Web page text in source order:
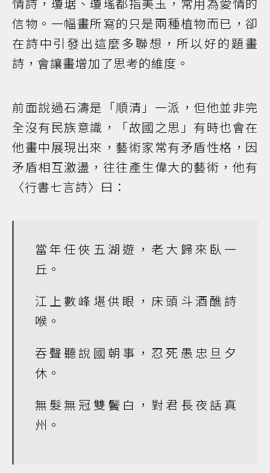
信物。一幅畫所寫的只是兩種植物而已，卻
在詩中引發出這麼多聯想，所以好的題畫
詩，會讓畫增加了思考的維度。
前面說過石濤是「順清」一派，但他並非完
全沒有民族意識，「故國之思」有時也會在
他畫中展現出來，藝術家常有矛盾性格，因
矛盾相互激盪，往往產生偉大的藝術，他有
〈行書七言詩〉曰：
當年任俠五湖遊，老大歸來臥一
丘。
江上數峰堪供眼，床頭斗酒醮詩
喉。
吞聲聽說國朝事，忍死愚忠旦夕
休。
無髮無冠雙鬢白，對君長夜話真
州。